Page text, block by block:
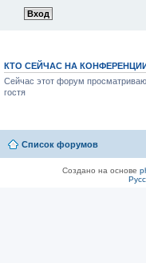
КТО СЕЙЧАС НА
Сейчас этот форум
гостя
Список форумов
Создано на основе